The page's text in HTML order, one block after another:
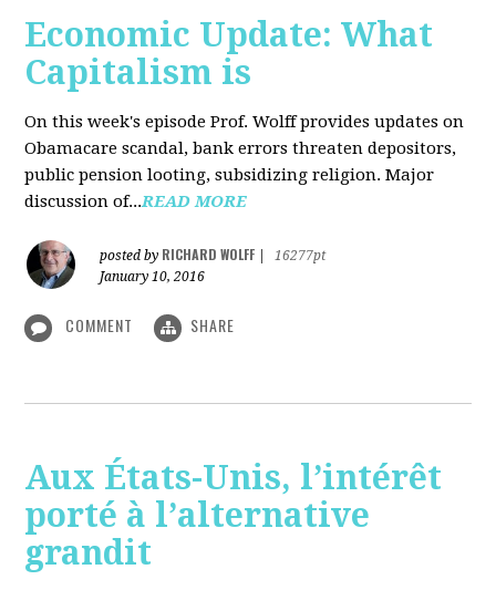
Economic Update: What
Capitalism is
On this week's episode Prof. Wolff provides updates on
Obamacare scandal, bank errors threaten depositors,
public pension looting, subsidizing religion. Major
discussion of...READ MORE
posted by RICHARD WOLFF
16277pt
January 10, 2016
COMMENT SHARE
Aux États-Unis, l’intérêt
porté à l’alternative
grandit